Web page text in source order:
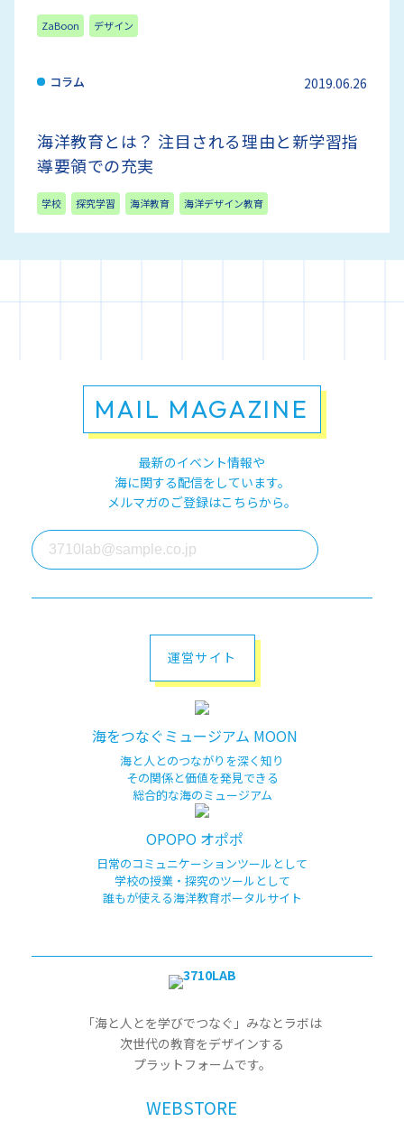
ZaBoon デザイン
コラム 2019.06.26
海洋教育とは？ 注目される理由と新学習指
導要領での充実
学校 探究学習 海洋教育 海洋デザイン教育
MAIL MAGAZINE
最新のイベント情報や
海に関する配信をしています。
メルマガのご登録はこちらから。
運営サイト
海をつなぐミュージアム MOON
海と人とのつながりを深く知り
その関係と価値を発見できる
総合的な海のミュージアム
OPOPO オポポ
日常のコミュニケーションツールとして
学校の授業・探究のツールとして
誰もが使える海洋教育ポータルサイト
「海と人とを学びでつなぐ」みなとラボは
次世代の教育をデザインする
プラットフォームです。
WEBSTORE